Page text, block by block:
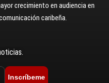
crecimiento en audiencia en
caribeña.
Inscríbeme